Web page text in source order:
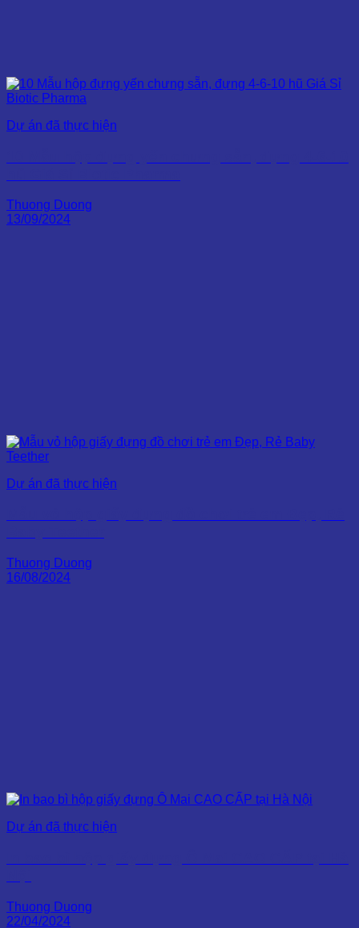
Dự án đã thực hiện
Thuong Duong
13/09/2024
Dự án đã thực hiện
Thuong Duong
16/08/2024
Dự án đã thực hiện
Thuong Duong
22/04/2024